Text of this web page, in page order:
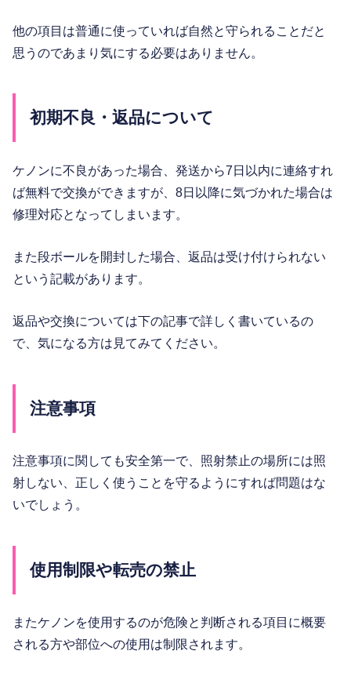
他の項目は普通に使っていれば自然と守られることだと
思うのであまり気にする必要はありません。
初期不良・返品について
ケノンに不良があった場合、発送から7日以内に連絡すれ
ば無料で交換ができますが、8日以降に気づかれた場合は
修理対応となってしまいます。
また段ボールを開封した場合、返品は受け付けられない
という記載があります。
返品や交換については下の記事で詳しく書いているの
で、気になる方は見てみてください。
注意事項
注意事項に関しても安全第一で、照射禁止の場所には照
射しない、正しく使うことを守るようにすれば問題はな
いでしょう。
使用制限や転売の禁止
またケノンを使用するのが危険と判断される項目に概要
される方や部位への使用は制限されます。